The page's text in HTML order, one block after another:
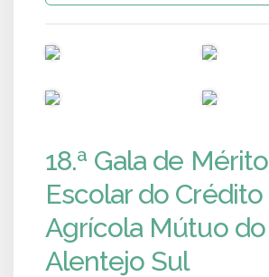
18.ª Gala de Mérito
Escolar do Crédito
Agrícola Mútuo do
Alentejo Sul